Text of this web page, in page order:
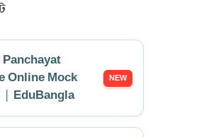
Online Mock
| EduBangla